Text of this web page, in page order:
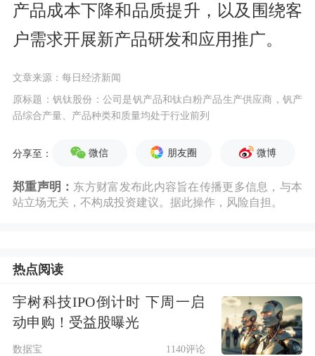
产品成本下降和品质提升，以及围绕客
户需求开展新产品研发和应用推广。
文章来源：每日经济新闻
原标题：钒钛股份：公司是钒产品和钛白粉产品生产供应商，钒产
品综合产量、产品种类和质量均处于行业前列
分享至： 微信 朋友圈 微博
郑重声明： 东方财富发布此内容旨在传播更多信息，与本
站立场无关，不构成投资建议。据此操作，风险自担。
热点阅读
宇树科技IPO倒计时 下周一启
动申购！受益股曝光
数据宝 1140评论